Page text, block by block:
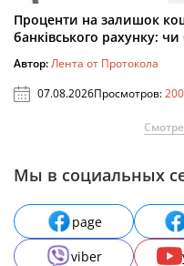
Проценти на залишок
банківського рахунку:
Автор:Лента от Протокола
07.08.2026Просмотров:200
Мы в социальных
page
viber